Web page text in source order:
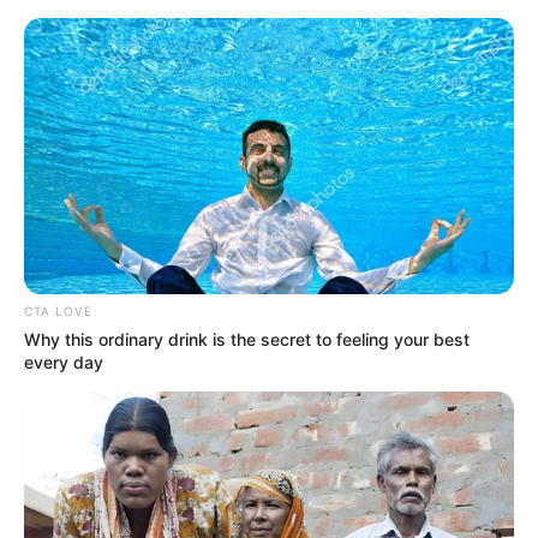
Loncat
konten
Menu
Mobile
Indonesiana Kepri Bintan Politik Hukum
Beranda Tak Berkategori
Bersih-bersih, 60 Warga Tanjung Priok
Ikuti Program Padat Karya
CTA LOVE
Why this ordinary drink is the secret to feeling your best
every day